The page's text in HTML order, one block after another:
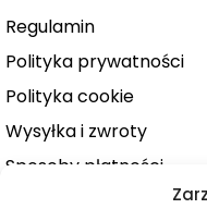
Regulamin
Polityka prywatności
Polityka cookie
Wysyłka i zwroty
Sposoby płatności